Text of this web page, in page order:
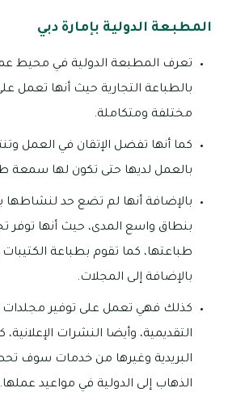
المطبعة الدولية بإمارة دبي
تعرف المطبعة الدولية في محيط
بالطباعة التجارية حيث أنها تعمل
مختلفة ومتكاملة.
كما أنها تفضل الإتقان في العمل
بالعمل لديها حتى تكون لها سمعة
بالإضافة أنها لم تضع حد
بنطاق واسع المدى، حيث أنها توفر
طباعتها، كما تقوم بطباعة
بالإضافة إلى المجلات.
كذلك فهي تعمل على توفير
التقديمية، وأيضا النشرات
البريدية وغيرها من خدمات سوف
الذهاب إلى الدولية في مواعيد عملها.